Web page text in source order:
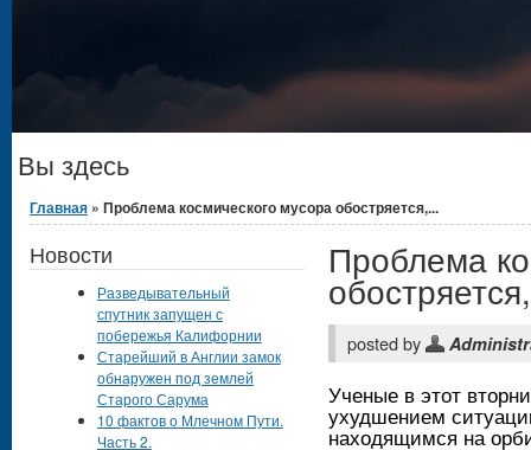
Вы здесь
Главная » Проблема космического мусора обостряется,...
Проблема
posted by
Ученые в этот
ухудшением
находящимся на
Новости
Разведывательный
спутник запущен с
побережья Калифорнии
Старейший в Англии замок
обнаружен под землей
Старого Сарума
10 фактов о Млечном Пути.
Часть 2.